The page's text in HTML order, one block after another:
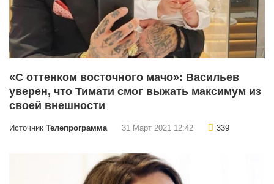
«С оттенком восточного мачо»: Васильев
уверен, что Тимати смог выжать максимум из
своей внешности
Источник Телепрограмма 31 Март 2021 12:42 339